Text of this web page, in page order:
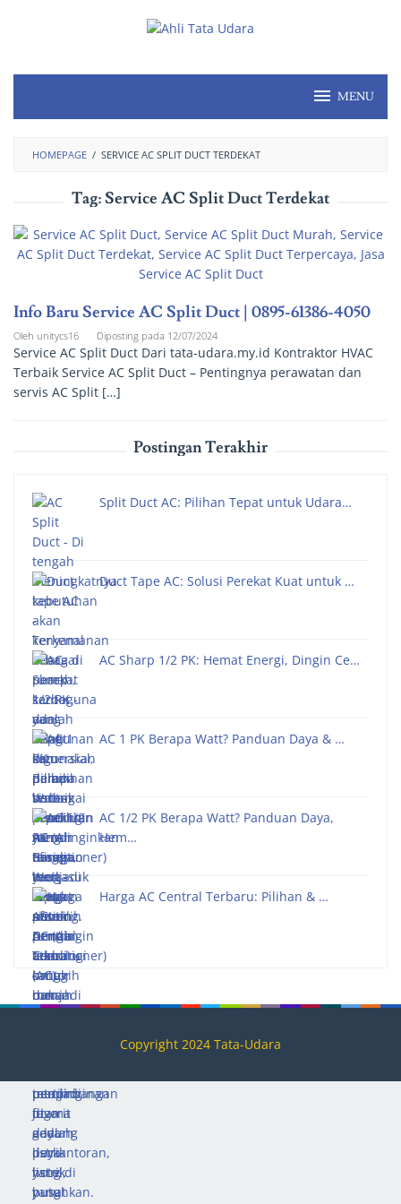
MENU
HOMEPAGE / SERVICE AC SPLIT DUCT TERDEKAT
Tag:Service AC Split Duct Terdekat
Info Baru Service AC Split Duct | 0895-61386-4050
Oleh unitycs16 Diposting pada 12/07/2024
Service AC Split Duct Dari tata-udara.my.id Kontraktor HVAC
Terbaik Service AC Split Duct – Pentingnya perawatan dan
servis AC Split […]
Postingan Terakhir
Split Duct AC: Pilihan Tepat untuk Udara…
Duct Tape AC: Solusi Perekat Kuat untuk …
AC Sharp 1/2 PK: Hemat Energi, Dingin Ce…
AC 1 PK Berapa Watt? Panduan Daya & …
AC 1/2 PK Berapa Watt? Panduan Daya,
Hem…
Harga AC Central Terbaru: Pilihan & …
Copyright 2024 Tata-Udara